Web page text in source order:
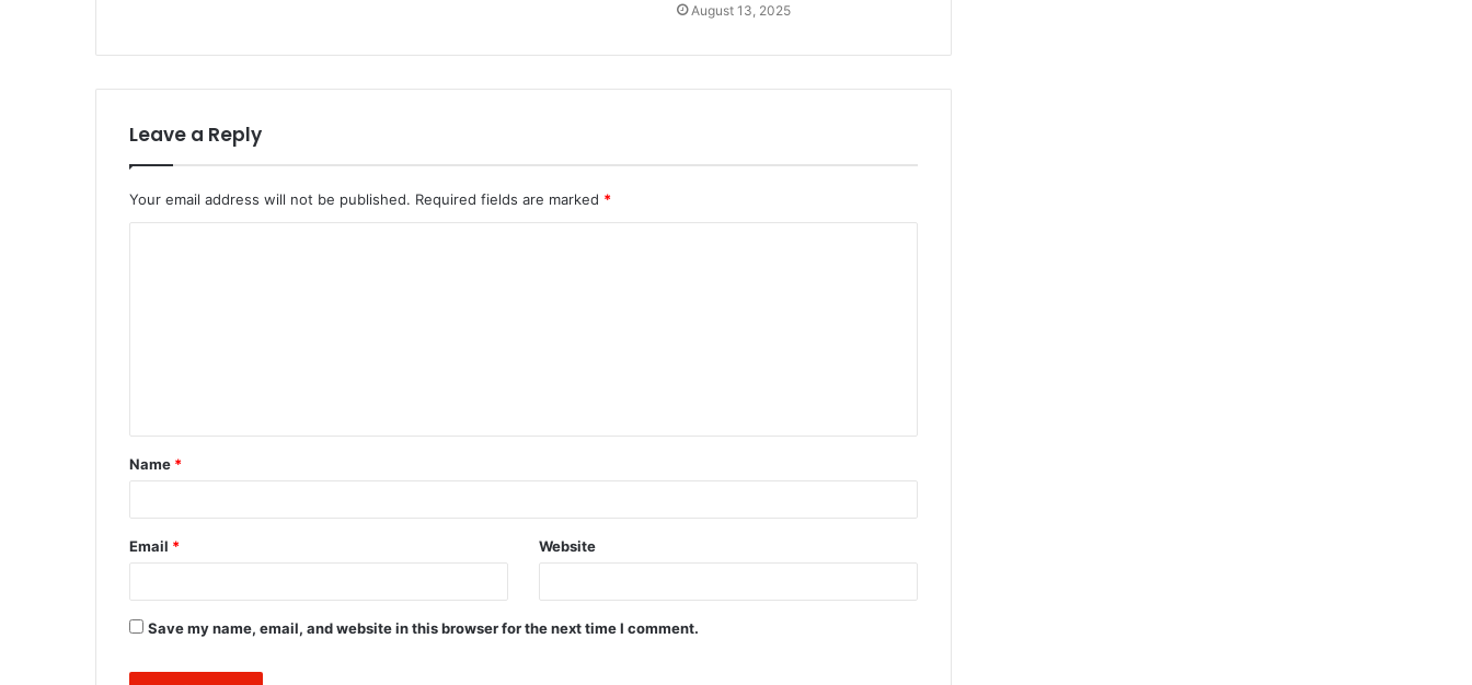
August 13, 2025
Leave a Reply
Your email address will not be published. Required fields are marked *
t
*
Name *
Email * Website
Save my name, email, and website in this browser for the next time I comment.